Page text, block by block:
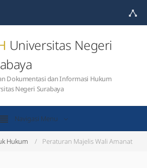
Universitas Negeri
Dokumentasi dan Informasi Hukum
Negeri Surabaya
Navigasi Menu
Hukum Peraturan Majelis Wali Amanat